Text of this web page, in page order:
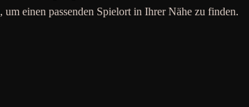
, um einen passenden Spielort in Ihrer Nähe zu finden.